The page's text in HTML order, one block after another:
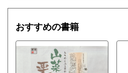
おすすめの書籍